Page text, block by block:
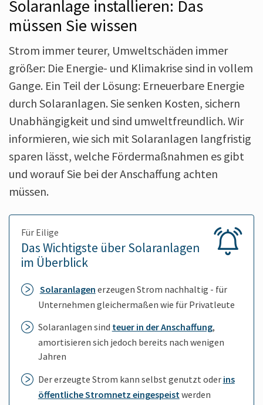
Solar­anlage in­stallieren: Das
müssen Sie wissen
Strom immer teurer, Umwelt­schäden immer
größer: Die Energie- und Klima­krise sind in vollem
Gange. Ein Teil der Lösung: Erneuer­bare Energie
durch Solar­anlagen. Sie senken Kosten, sichern
Un­abhängig­keit und sind umwelt­freundlich. Wir
in­formieren, wie sich mit Solar­anlagen lang­fristig
sparen lässt, welche Förder­maß­nahmen es gibt
und worauf Sie bei der An­schaffung achten
müssen.
Für Eilige
Das Wichtigste über Solar­anlagen
im Über­blick
Solar­anlagen erzeugen Strom nach­haltig - für
Unter­nehmen gleicher­maßen wie für Privat­leute
Solar­anlagen sind teuer in der An­schaffung,
amorti­sieren sich jedoch bereits nach wenigen
Jahren
Der erzeugte Strom kann selbst genutzt oder ins
öffent­liche Strom­netz ein­gespeist werden